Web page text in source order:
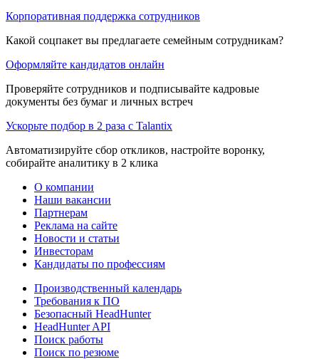
Корпоративная поддержка сотрудников
Какой соцпакет вы предлагаете семейным сотрудникам?
Оформляйте кандидатов онлайн
Проверяйте сотрудников и подписывайте кадровые
документы без бумаг и личных встреч
Ускорьте подбор в 2 раза с Talantix
Автоматизируйте сбор откликов, настройте воронку,
собирайте аналитику в 2 клика
О компании
Наши вакансии
Партнерам
Реклама на сайте
Новости и статьи
Инвесторам
Кандидаты по профессиям
Производственный календарь
Требования к ПО
Безопасный HeadHunter
HeadHunter API
Поиск работы
Поиск по резюме